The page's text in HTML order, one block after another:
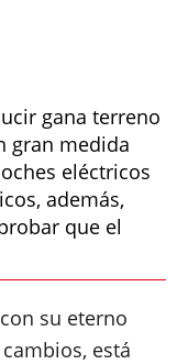
gana terreno
gran medida
eléctricos
además,
que el
su eterno
está